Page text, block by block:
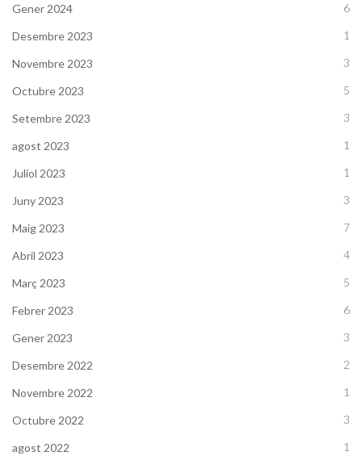
Gener 2024 6
Desembre 2023 1
Novembre 2023 3
Octubre 2023 5
Setembre 2023 3
agost 2023 1
Juliol 2023 1
Juny 2023 3
Maig 2023 7
Abril 2023 4
Març 2023 5
Febrer 2023 6
Gener 2023 3
Desembre 2022 2
Novembre 2022 1
Octubre 2022 3
agost 2022 1